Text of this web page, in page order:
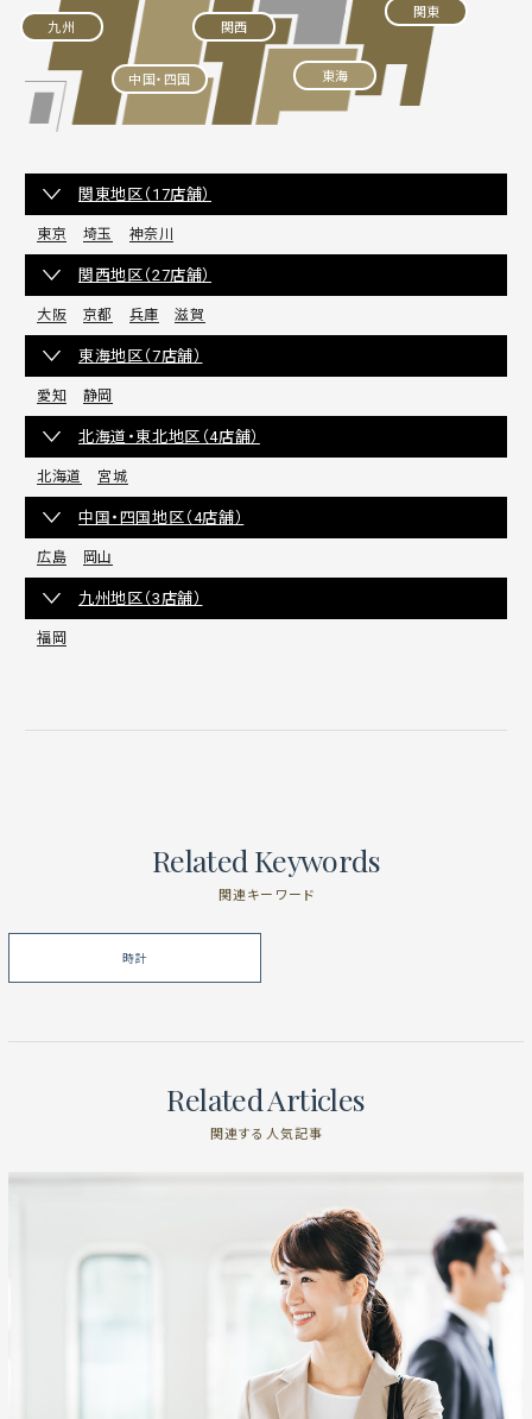
関東
東海
関西
中国・四国
九州
関東地区（17店舗）
東京 埼玉 神奈川
関西地区（27店舗）
大阪 京都 兵庫 滋賀
東海地区（7店舗）
愛知 静岡
北海道・東北地区（4店舗）
北海道 宮城
中国・四国地区（4店舗）
広島 岡山
九州地区（3店舗）
福岡
Related Keywords
関連キーワード
時計
Related Articles
関連する人気記事